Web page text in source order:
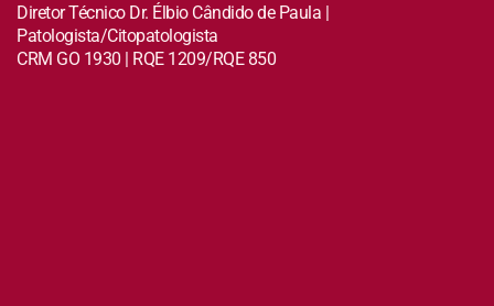
Diretor Técnico Dr. Élbio Cândido de Paula |
Patologista/Citopatologista
CRM GO 1930 | RQE 1209/RQE 850